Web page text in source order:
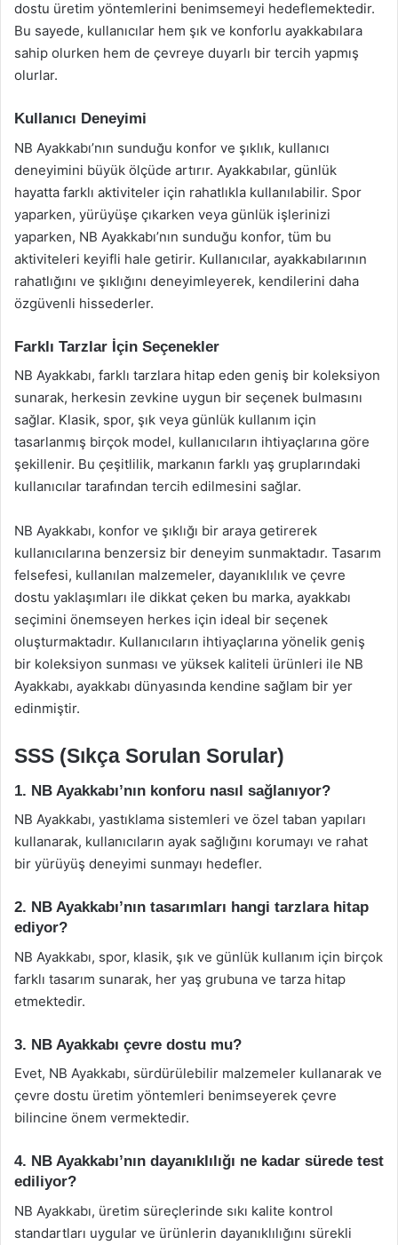
dostu üretim yöntemlerini benimsemeyi hedeflemektedir.
Bu sayede, kullanıcılar hem şık ve konforlu ayakkabılara
sahip olurken hem de çevreye duyarlı bir tercih yapmış
olurlar.
Kullanıcı Deneyimi
NB Ayakkabı’nın sunduğu konfor ve şıklık, kullanıcı
deneyimini büyük ölçüde artırır. Ayakkabılar, günlük
hayatta farklı aktiviteler için rahatlıkla kullanılabilir. Spor
yaparken, yürüyüşe çıkarken veya günlük işlerinizi
yaparken, NB Ayakkabı’nın sunduğu konfor, tüm bu
aktiviteleri keyifli hale getirir. Kullanıcılar, ayakkabılarının
rahatlığını ve şıklığını deneyimleyerek, kendilerini daha
özgüvenli hissederler.
Farklı Tarzlar İçin Seçenekler
NB Ayakkabı, farklı tarzlara hitap eden geniş bir koleksiyon
sunarak, herkesin zevkine uygun bir seçenek bulmasını
sağlar. Klasik, spor, şık veya günlük kullanım için
tasarlanmış birçok model, kullanıcıların ihtiyaçlarına göre
şekillenir. Bu çeşitlilik, markanın farklı yaş gruplarındaki
kullanıcılar tarafından tercih edilmesini sağlar.
NB Ayakkabı, konfor ve şıklığı bir araya getirerek
kullanıcılarına benzersiz bir deneyim sunmaktadır. Tasarım
felsefesi, kullanılan malzemeler, dayanıklılık ve çevre
dostu yaklaşımları ile dikkat çeken bu marka, ayakkabı
seçimini önemseyen herkes için ideal bir seçenek
oluşturmaktadır. Kullanıcıların ihtiyaçlarına yönelik geniş
bir koleksiyon sunması ve yüksek kaliteli ürünleri ile NB
Ayakkabı, ayakkabı dünyasında kendine sağlam bir yer
edinmiştir.
SSS (Sıkça Sorulan Sorular)
1. NB Ayakkabı’nın konforu nasıl sağlanıyor?
NB Ayakkabı, yastıklama sistemleri ve özel taban yapıları
kullanarak, kullanıcıların ayak sağlığını korumayı ve rahat
bir yürüyüş deneyimi sunmayı hedefler.
2. NB Ayakkabı’nın tasarımları hangi tarzlara hitap
ediyor?
NB Ayakkabı, spor, klasik, şık ve günlük kullanım için birçok
farklı tasarım sunarak, her yaş grubuna ve tarza hitap
etmektedir.
3. NB Ayakkabı çevre dostu mu?
Evet, NB Ayakkabı, sürdürülebilir malzemeler kullanarak ve
çevre dostu üretim yöntemleri benimseyerek çevre
bilincine önem vermektedir.
4. NB Ayakkabı’nın dayanıklılığı ne kadar sürede test
ediliyor?
NB Ayakkabı, üretim süreçlerinde sıkı kalite kontrol
standartları uygular ve ürünlerin dayanıklılığını sürekli